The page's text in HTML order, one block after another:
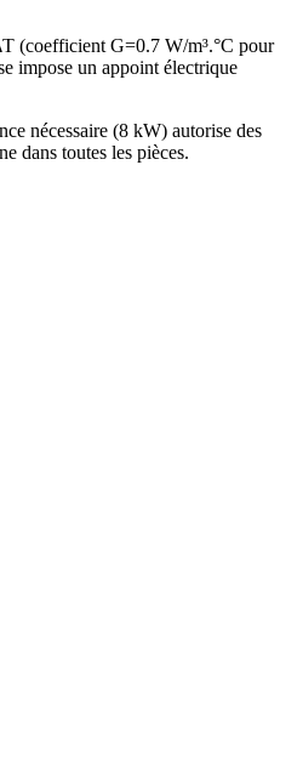
(coefficient G=0.7 W/m³.°C pour
impose un appoint électrique
nécessaire (8 kW) autorise des
dans toutes les pièces.